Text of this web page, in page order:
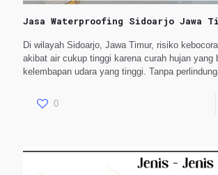
Jasa Waterproofing Sidoarjo Jawa
Di wilayah Sidoarjo, Jawa Timur, risiko
akibat air cukup tinggi karena curah hujan yang
kelembapan udara yang tinggi. Tanpa
0